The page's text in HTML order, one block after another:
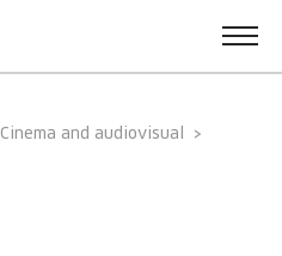
Cinema and audiovisual